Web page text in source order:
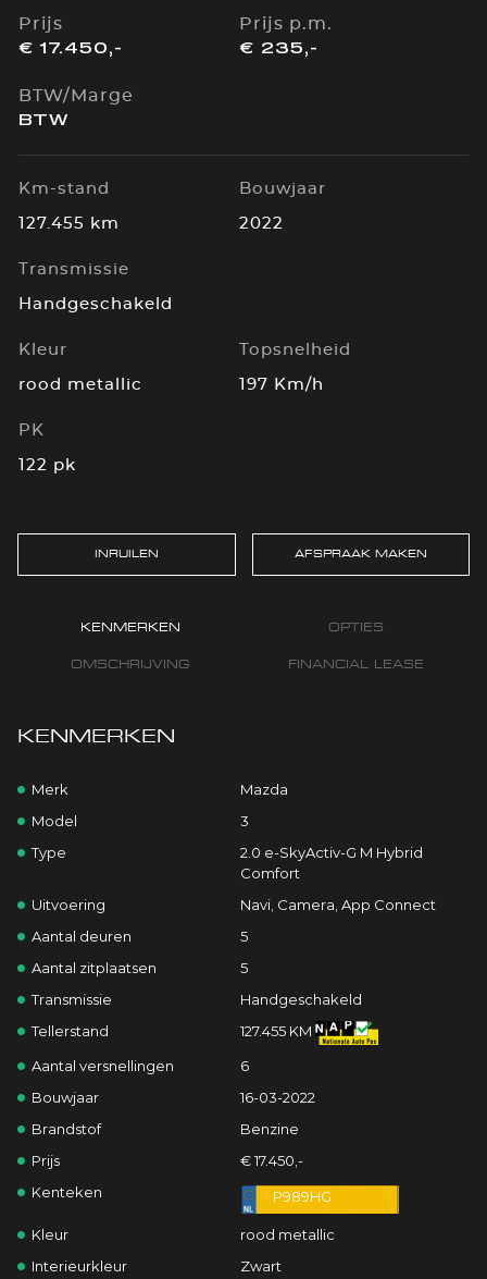
Prijs
€ 17.450,-
Prijs p.m.
€ 235,-
BTW/Marge
BTW
Km-stand
127.455 km
Bouwjaar
2022
Transmissie
Handgeschakeld
Kleur
rood metallic
Topsnelheid
197 Km/h
PK
122 pk
INRUILEN AFSPRAAK MAKEN
KENMERKEN OPTIES
OMSCHRIJVING FINANCIAL LEASE
KENMERKEN
Merk
Mazda
Model
3
Type
2.0 e-SkyActiv-G M Hybrid
Comfort
Uitvoering
Navi, Camera, App Connect
Aantal deuren
5
Aantal zitplaatsen
5
Transmissie
Handgeschakeld
Tellerstand
127.455 KM
Aantal versnellingen
6
Bouwjaar
16-03-2022
Brandstof
Benzine
Prijs
€ 17.450,-
Kenteken
P989HG
Kleur
rood metallic
Interieurkleur
Zwart